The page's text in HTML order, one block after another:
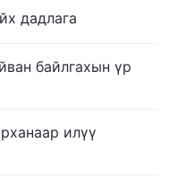
дадлага
байлгахын үр
илүү